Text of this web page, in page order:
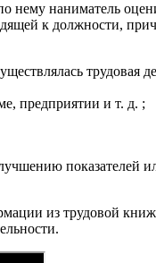
наниматель
к должности,
трудовая
предприятии и т. д. ;
показателей
из трудовой